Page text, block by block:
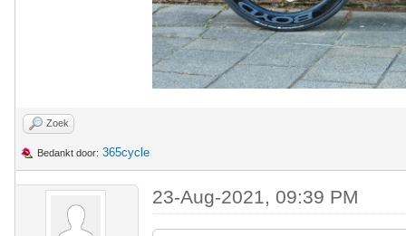
Zoek
Bedankt door: 365cycle
23-Aug-2021, 09:39 PM